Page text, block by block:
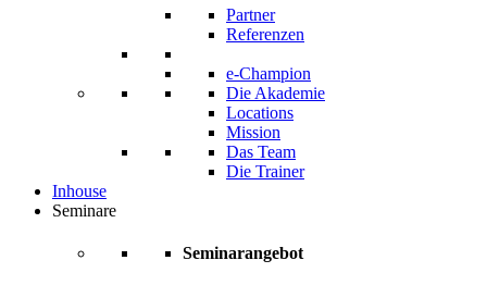
Partner
Referenzen
e-Champion
Die Akademie
Locations
Mission
Das Team
Die Trainer
Inhouse
Seminare
Seminarangebot